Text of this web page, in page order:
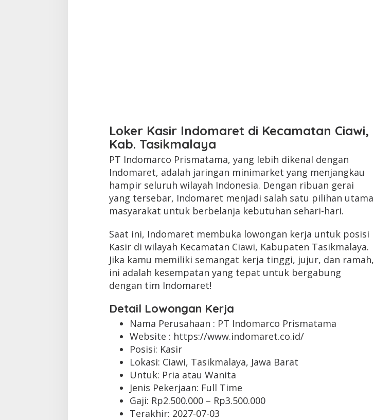
Loker Kasir Indomaret di Kecamatan Ciawi,
Kab. Tasikmalaya
PT Indomarco Prismatama, yang lebih dikenal dengan
Indomaret, adalah jaringan minimarket yang menjangkau
hampir seluruh wilayah Indonesia. Dengan ribuan gerai
yang tersebar, Indomaret menjadi salah satu pilihan utama
masyarakat untuk berbelanja kebutuhan sehari-hari.
Saat ini, Indomaret membuka lowongan kerja untuk posisi
Kasir di wilayah Kecamatan Ciawi, Kabupaten Tasikmalaya.
Jika kamu memiliki semangat kerja tinggi, jujur, dan ramah,
ini adalah kesempatan yang tepat untuk bergabung
dengan tim Indomaret!
Detail Lowongan Kerja
Nama Perusahaan : PT Indomarco Prismatama
Website : https://www.indomaret.co.id/
Posisi: Kasir
Lokasi: Ciawi, Tasikmalaya, Jawa Barat
Untuk: Pria atau Wanita
Jenis Pekerjaan: Full Time
Gaji: Rp2.500.000– Rp3.500.000
Terakhir: 2027-07-03